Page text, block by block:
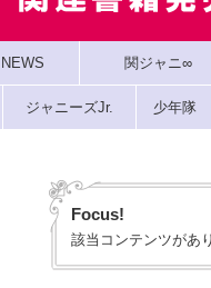
NEWS 関ジャニ∞
ジャニーズJr. 少年隊
Focus!
該当コンテンツがあ